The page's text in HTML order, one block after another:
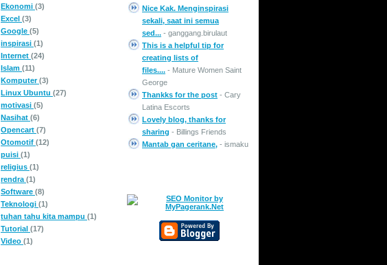
Ekonomi (3)
Excel (3)
Google (5)
inspirasi (1)
Internet (24)
Islam (11)
Komputer(3)
Linux Ubuntu (27)
motivasi (5)
Nasihat (6)
Opencart (7)
Otomotif (12)
puisi (1)
religius (1)
rendra (1)
Software (8)
Teknologi (1)
tuhan tahu kita mampu (1)
Tutorial (17)
Video (1)
Nice Kak. Menginspirasi
sekali, saat ini semua
sed... - ganggang.birulaut
This is a helpful tip for
creating lists of
files.... - Mature Women Saint
George
Thankks for the post - Cary
Latina Escorts
Lovely blog, thanks for
sharing - Billings Friends
Mantab gan ceritane, - ismaku